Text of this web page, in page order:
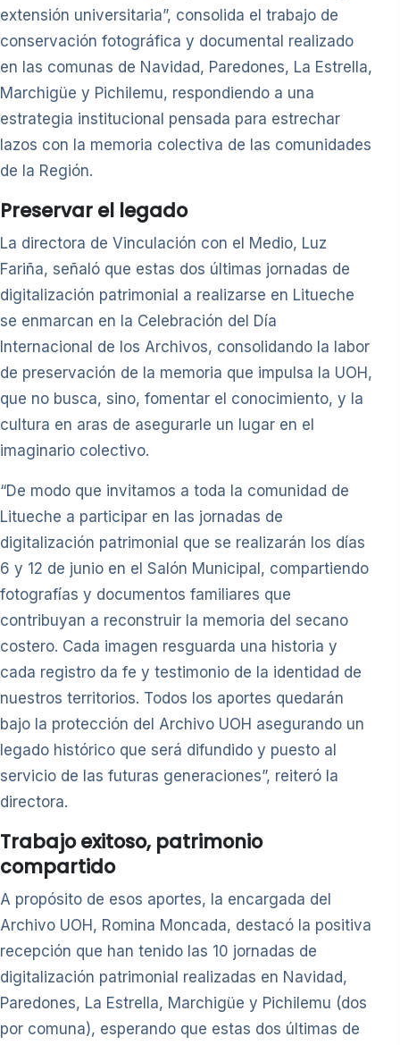
extensión universitaria”, consolida el trabajo de
conservación fotográfica y documental realizado
en las comunas de Navidad, Paredones, La Estrella,
Marchigüe y Pichilemu, respondiendo a una
estrategia institucional pensada para estrechar
lazos con la memoria colectiva de las comunidades
de la Región.
Preservar el legado
La directora de Vinculación con el Medio, Luz
Fariña, señaló que estas dos últimas jornadas de
digitalización patrimonial a realizarse en Litueche
se enmarcan en la Celebración del Día
Internacional de los Archivos, consolidando la labor
de preservación de la memoria que impulsa la UOH,
que no busca, sino, fomentar el conocimiento, y la
cultura en aras de asegurarle un lugar en el
imaginario colectivo.
“De modo que invitamos a toda la comunidad de
Litueche a participar en las jornadas de
digitalización patrimonial que se realizarán los días
6 y 12 de junio en el Salón Municipal, compartiendo
fotografías y documentos familiares que
contribuyan a reconstruir la memoria del secano
costero. Cada imagen resguarda una historia y
cada registro da fe y testimonio de la identidad de
nuestros territorios. Todos los aportes quedarán
bajo la protección del Archivo UOH asegurando un
legado histórico que será difundido y puesto al
servicio de las futuras generaciones”, reiteró la
directora.
Trabajo exitoso, patrimonio
compartido
A propósito de esos aportes, la encargada del
Archivo UOH, Romina Moncada, destacó la positiva
recepción que han tenido las 10 jornadas de
digitalización patrimonial realizadas en Navidad,
Paredones, La Estrella, Marchigüe y Pichilemu (dos
por comuna), esperando que estas dos últimas de